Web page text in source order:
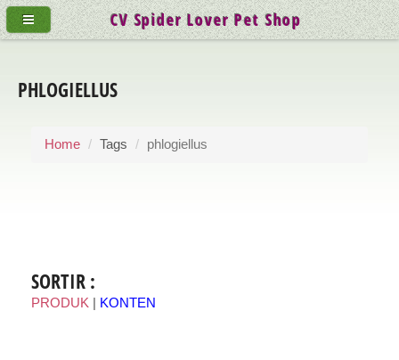
PHLOGIELLUS
Home Tags phlogiellus
SORTIR :
PRODUK KONTEN
CV Spider Lover Pet Shop